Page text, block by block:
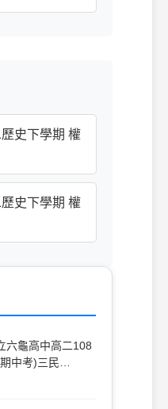
史下學期 權
史下學期 權
六龜高中高二108
中考)三民